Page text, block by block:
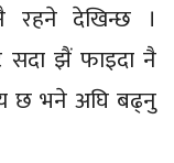
रहने देखिन्छ ।
सदा झैं फाइदा नै
छ भने अघि बढ्नु